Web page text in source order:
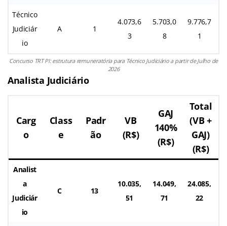
Técnico
Judiciár
io
A 1
4.073,6
3
5.703,0
8
9.776,7
1
Concurso TRT PI: estrutura remuneratória para Técnico Judiciário a partir de Julho de
2026
Analista Judiciário
Carg
o
Class
e
Padr
ão
VB
(R$)
GAJ
140%
(R$)
Total
(VB +
GAJ)
(R$)
Analist
a
Judiciár
io
C 13
10.035,
51
14.049,
71
24.085,
22